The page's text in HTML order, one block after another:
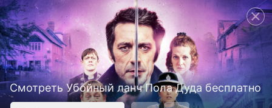
Смотреть Убойный ланч Пола Дуда бесплатно
Поддержка: support@24h.tv
Пользовательское соглашение
Политика конфиденциальности
Открыть приложение
Ввести промокод